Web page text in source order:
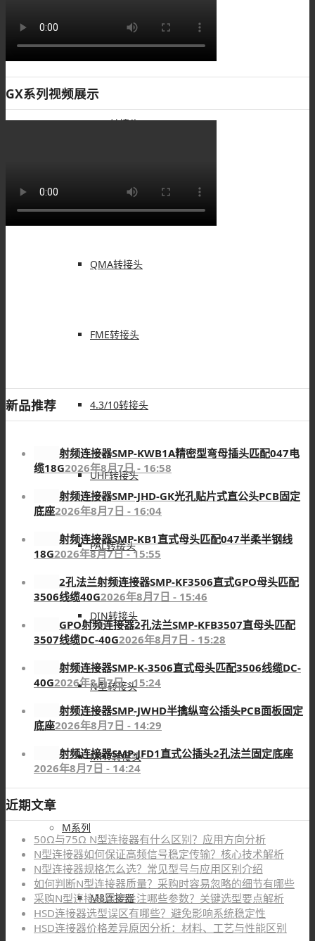
TNC转接头
F型转接头
QMA转接头
FME转接头
4.3/10转接头
UHF转接头
PAL转接头
DIN转接头
N型转接头
MHV转接头
M系列
M8连接器
GX系列视频展示
新品推荐
射频连接器SMP-KWB1A精密型弯母插头匹配047电
缆18G2026年8月7日 - 16:58
射频连接器SMP-JHD-GK光孔贴片式直公头PCB固定
底座2026年8月7日 - 16:04
射频连接器SMP-KB1直式母头匹配047半柔半钢线
18G2026年8月7日 - 15:55
2孔法兰射频连接器SMP-KF3506直式GPO母头匹配
3506线缆40G2026年8月7日 - 15:46
GPO射频连接器2孔法兰SMP-KFB3507直母头匹配
3507线缆DC-40G2026年8月7日 - 15:28
射频连接器SMP-K-3506直式母头匹配3506线缆DC-
40G2026年8月7日 - 15:24
射频连接器SMP-JWHD半擒纵弯公插头PCB面板固定
底座2026年8月7日 - 14:29
射频连接器SMP-JFD1直式公插头2孔法兰固定底座
2026年8月7日 - 14:24
近期文章
50Ω与75Ω N型连接器有什么区别？应用方向分析
N型连接器如何保证高频信号稳定传输？核心技术解析
N型连接器规格怎么选？常见型号与应用区别介绍
如何判断N型连接器质量？采购时容易忽略的细节有哪些
采购N型连接器需要关注哪些参数？关键选型要点解析
HSD连接器选型误区有哪些？避免影响系统稳定性
HSD连接器价格差异原因分析：材料、工艺与性能区别